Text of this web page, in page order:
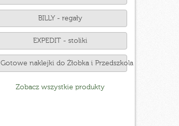
BILLY - regały
EXPEDIT - stoliki
Gotowe naklejki do Żłobka i Przedszkola
Zobacz wszystkie produkty